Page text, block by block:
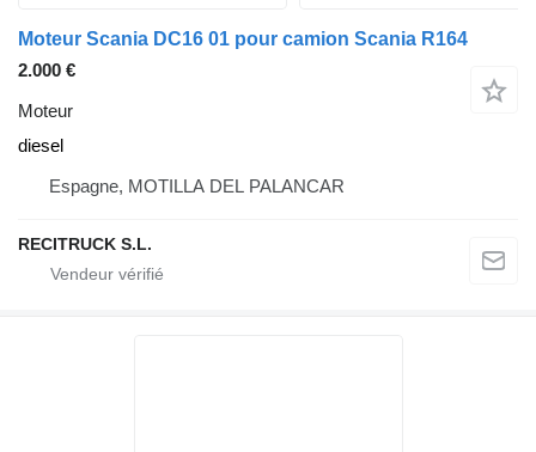
Moteur Scania DC16 01 pour camion Scania R164
2.000 €
Moteur
diesel
Espagne, MOTILLA DEL PALANCAR
RECITRUCK S.L.